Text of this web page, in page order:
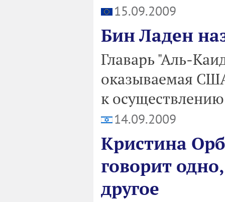
15.09.2009
Бин Ладен
Главарь "Аль-
оказываемая
к осуществлению
14.09.2009
Кристина
говорит
другое